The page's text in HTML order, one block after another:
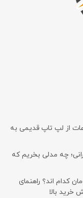
از لپ تاپ قدیمی به
چه مدلی بخریم که
زیر ۵ میلیون تومان کدام اند؟ راهنمای
خرید بالا